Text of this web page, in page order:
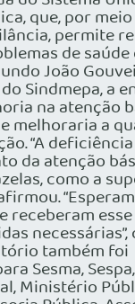
que, por
permite
de saúde
João
Sindmepa, a
na atenção
melhoraria a
“A
da atenção
como a
receberam
também foi
Sesma,
Ministério